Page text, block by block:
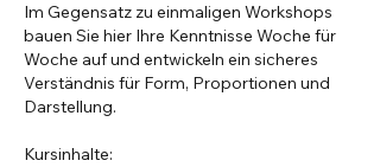
Im Gegensatz zu einmaligen Workshops
bauen Sie hier Ihre Kenntnisse Woche für
Woche auf und entwickeln ein sicheres
Verständnis für Form, Proportionen und
Darstellung.
Kursinhalte: